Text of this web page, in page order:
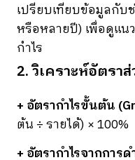
เปรียบเทียบข้อมูลกับ
หรือหลายปี) เพื่อดูแน
กำไร
2. วิเคราะห์อัตรา
+ อัตรากำไรขั้นต้น
ต้น ÷ รายได้) × 100%
+ อัตรากำไรจากการ